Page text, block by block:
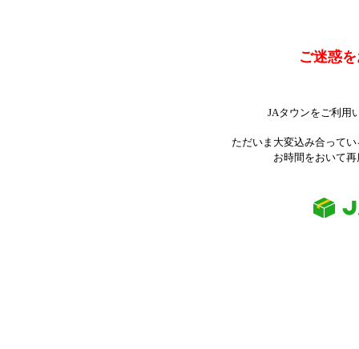
ご迷惑
JAタウンをご利用
ただいま大変込み合って
お時間をおいて